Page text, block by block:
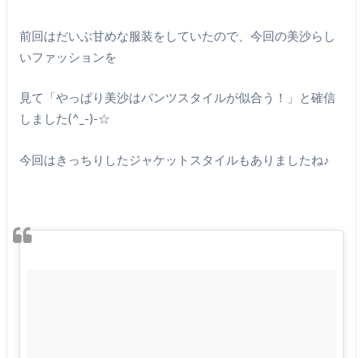
前回はだいぶ甘めな服装をしていたので、今回の美沙らし
いファッションを
見て「やっぱり美沙はパンツスタイルが似合う！」と確信
しました(^_-)-☆
今回はきっちりしたジャケットスタイルもありましたね♪